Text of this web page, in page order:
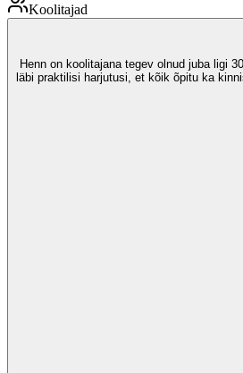
Koolitajad
Henn on koolitajana tegev olnud juba ligi
läbi praktilisi harjutusi, et kõik õpitu ka